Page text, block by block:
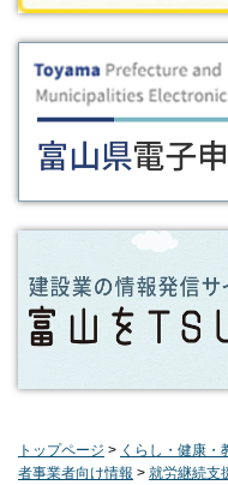
トップページ > くらし・健康・
者事業者向け情報 > 就労継続支